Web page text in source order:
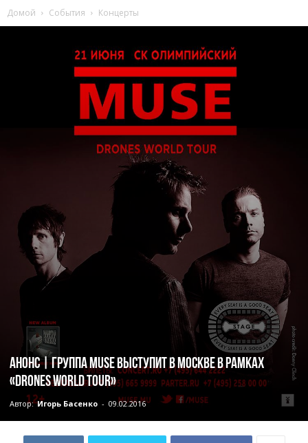
Домой События Концерты
Анонс | Группа Muse выступит в Москве в рамках
«Drones World Tour»
Автор: Игорь Басенко - 09.02.2016